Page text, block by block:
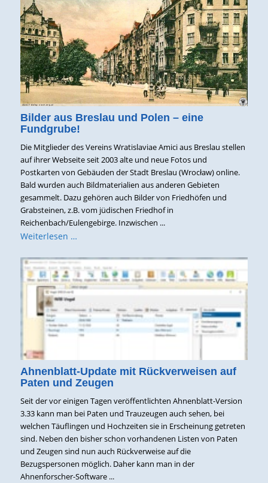
Bilder aus Breslau und Polen – eine
Fundgrube!
Die Mitglieder des Vereins Wratislaviae Amici aus Breslau stellen
auf ihrer Webseite seit 2003 alte und neue Fotos und
Postkarten von Gebäuden der Stadt Breslau (Wrocław) online.
Bald wurden auch Bildmaterialien aus anderen Gebieten
gesammelt. Dazu gehören auch Bilder von Friedhöfen und
Grabsteinen, z.B. vom jüdischen Friedhof in
Reichenbach/Eulengebirge. Inzwischen ...
Weiterlesen …
Ahnenblatt-Update mit Rückverweisen auf
Paten und Zeugen
Seit der vor einigen Tagen veröffentlichten Ahnenblatt-Version
3.33 kann man bei Paten und Trauzeugen auch sehen, bei
welchen Täuflingen und Hochzeiten sie in Erscheinung getreten
sind. Neben den bisher schon vorhandenen Listen von Paten
und Zeugen sind nun auch Rückverweise auf die
Bezugspersonen möglich. Daher kann man in der
Ahnenforscher-Software ...